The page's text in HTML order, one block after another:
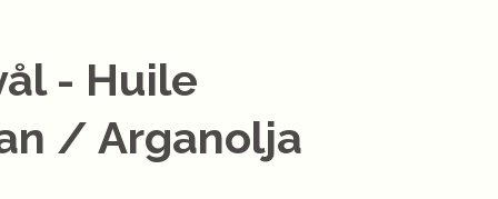
- Huile
/ Arganolja